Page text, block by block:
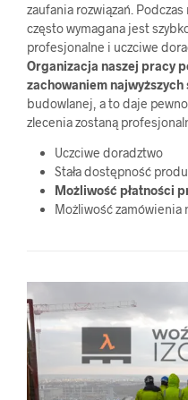
zaufania rozwiązań.
często wymagana jest
profesjonalne i uczciwe
Organizacja naszej pracy
zachowaniem
budowlanej, a to daje
zlecenia zostaną
Uczciwe doradztwo
Stała dostępność
Możliwość płatności
Możliwość zamówienia